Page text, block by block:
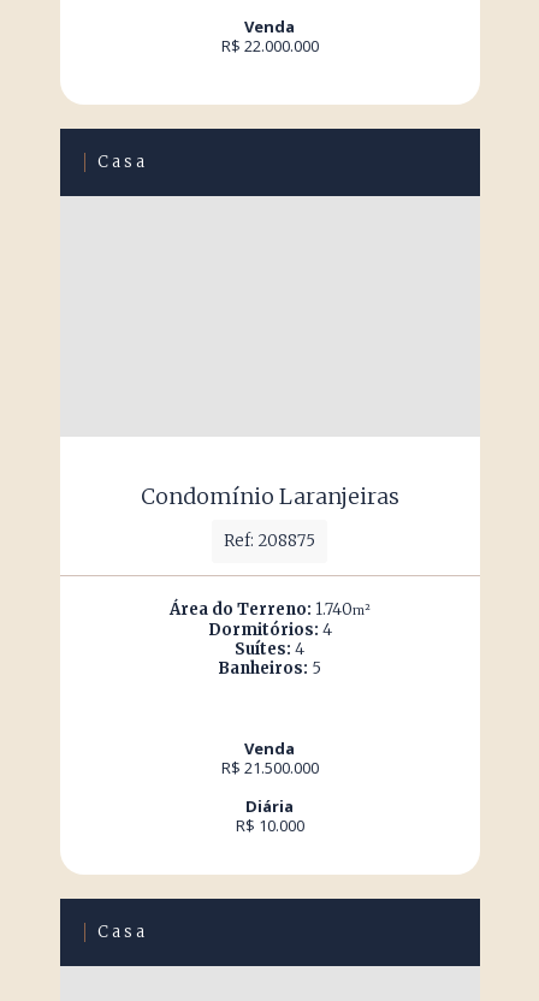
Venda
R$ 22.000.000
Casa
Condomínio Laranjeiras
Ref: 208875
Área do Terreno: 1.740m²
Dormitórios: 4
Suítes: 4
Banheiros: 5
Venda
R$ 21.500.000
Diária
R$ 10.000
Casa